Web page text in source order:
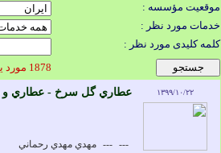
موقعیت مؤسسه :
خدمات مورد نظر :
کلمه کلیدی مورد نظر :
1878 مورد یافت شد
۱۳۹۹/۱۰/۲۲ عطاري گل سرخ - عطاري و
---
--- مهدي مهدي رحماني